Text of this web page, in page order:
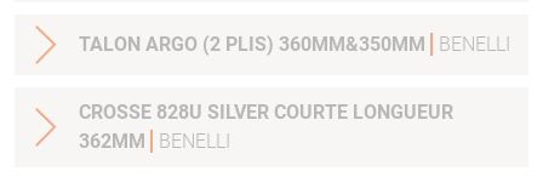
TALON ARGO (2 PLIS) 360MM&350MM BENELLI
CROSSE 828U SILVER COURTE LONGUEUR
362MM
BENELLI